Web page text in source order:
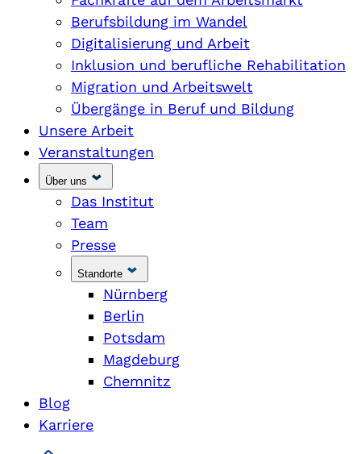
Berufsbildung im Wandel
Digitalisierung und Arbeit
Inklusion und berufliche Rehabilitation
Migration und Arbeitswelt
Übergänge in Beruf und Bildung
Unsere Arbeit
Veranstaltungen
Über uns
Das Institut
Team
Presse
Standorte
Nürnberg
Berlin
Potsdam
Magdeburg
Chemnitz
Blog
Karriere